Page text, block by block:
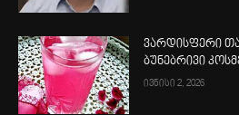
ვარდისფერი
ბუნებრივი
ივნისი 2, 2026